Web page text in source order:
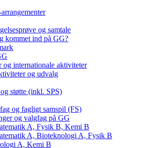
og samtale
kommet ind på GG?
og internationale aktiviteter
og udvalg
støtte (inkl. SPS)
og fagligt samspil (FS)
og valgfag på GG
A, Fysik B, Kemi B
A, Bioteknologi A, Fysik B
A, Kemi B